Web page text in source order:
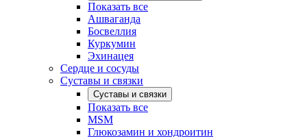
Показать все
Ашваганда
Босвеллия
Куркумин
Эхинацея
Сердце и сосуды
Суставы и связки
Суставы и связки
Показать все
MSM
Глюкозамин и хондроитин